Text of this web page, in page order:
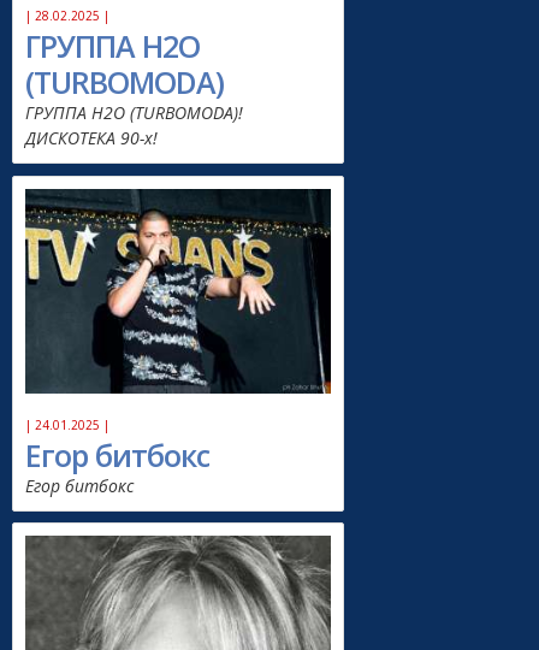
| 28.02.2025 |
ГРУППА H2O
(TURBOMODA)
ГРУППА H2O (TURBOMODA)!
ДИСКОТЕКА 90-х!
| 24.01.2025 |
Егор битбокс
Егор битбокс